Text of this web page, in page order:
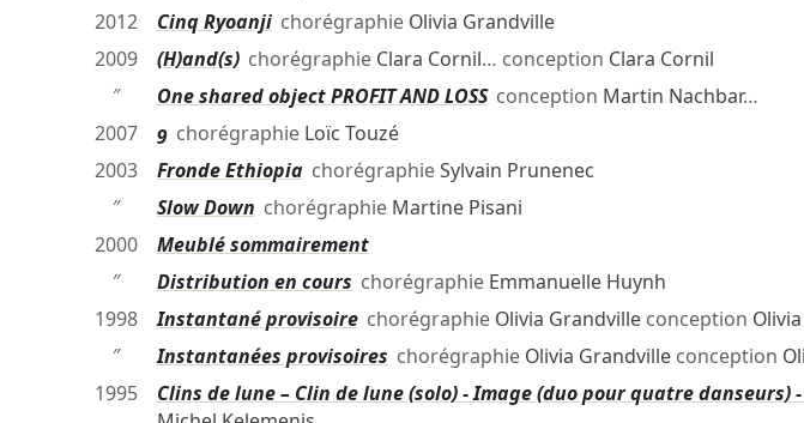
2012
Cinq Ryoanjichorégraphie Olivia Grandville
2009
(H)and(s)chorégraphie Clara Cornil… conception Clara Cornil
″
One shared object PROFIT AND LOSSconception Martin Nachbar…
2007
9chorégraphie Loïc Touzé
2003
Fronde EthiopiachorégraphieSylvain Prunenec
″
Slow Down chorégraphie Martine Pisani
2000
Meublé sommairement
″
Distribution en cours chorégraphie Emmanuelle Huynh
1998
Instantané provisoirechorégraphie Olivia Grandvilleconception
″
Instantanées provisoires chorégraphie Olivia Grandvilleconception
1995
Clins de lune – Clin de lune (solo) - Image (duo pour quatre danseurs)